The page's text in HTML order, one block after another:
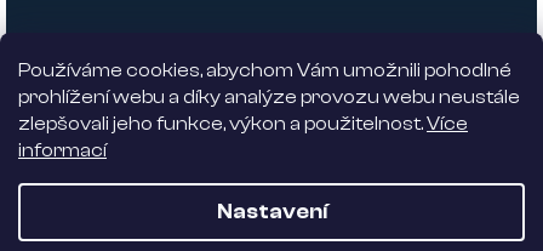
Používáme cookies, abychom Vám umožnili pohodlné
prohlížení webu a díky analýze provozu webu neustále
zlepšovali jeho funkce, výkon a použitelnost.Více
informací
Nastavení